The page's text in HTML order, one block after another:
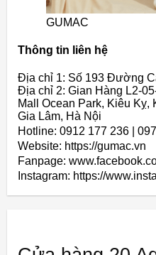
GUMAC
Thông tin liên hệ
Địa chỉ 1: Số 193 Đường
Địa chỉ 2: Gian Hàng L2-
Mall Ocean Park, Kiêu
Gia Lâm, Hà Nội
Hotline: 0912 177 236 |
Website: https://gumac.vn
Fanpage:
Instagram: https://